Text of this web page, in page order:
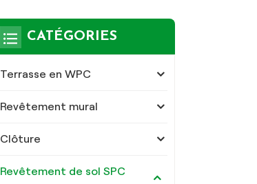
CATÉGORIES
Terrasse en WPC
Revêtement mural
Clôture
Revêtement de sol SPC